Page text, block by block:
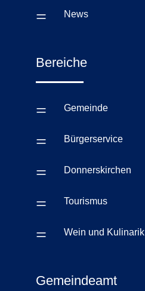
= News
Bereiche
= Gemeinde
= Bürgerservice
= Donnerskirchen
= Tourismus
= Wein und Kulinarik
Gemeindeamt